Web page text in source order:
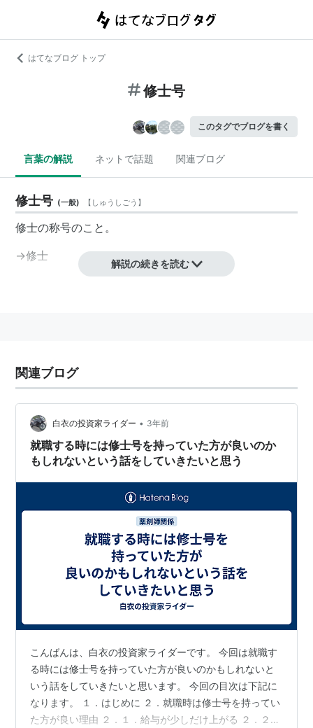
はてなブログ トップ
修士号
このタグでブログを書く
言葉の解説 ネットで話題 関連ブログ
修士号 (一般) 【 しゅうしごう 】
修士の称号のこと。
→修士
解説の続きを読む
関連ブログ
白衣の投資家ライダー • 3年前
就職する時には修士号を持っていた方が良いのか
もしれないという話をしていきたいと思う
こんばんは、白衣の投資家ライダーです。 今回は就職す
る時には修士号を持っていた方が良いのかもしれないと
いう話をしていきたいと思います。 今回の目次は下記に
なります。 １．はじめに ２．就職時は修士号を持ってい
た方が良い理由 ２．１．給与が少しだけ上がる ２．２．